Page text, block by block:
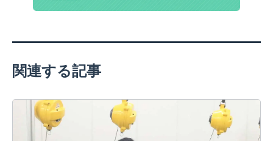
関連する記事